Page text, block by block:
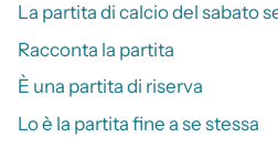
La partita di calcio del sabato
Racconta la partita
È una partita di riserva
Lo è la partita fine a se stessa